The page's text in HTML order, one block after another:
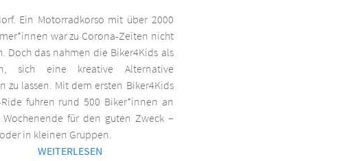
Ein Motorradkorso mit über 2000
war zu Corona-Zeiten nicht
Doch das nahmen die Biker4Kids als
sich eine kreative Alternative
zu lassen. Mit dem ersten Biker4Kids
Ride fuhren rund 500 Biker*innen an
Wochenende für den guten Zweck –
in kleinen Gruppen.
WEITERLESEN